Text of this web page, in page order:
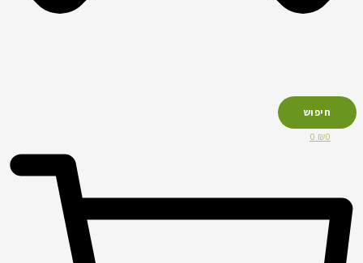
חיפוש
₪0
0